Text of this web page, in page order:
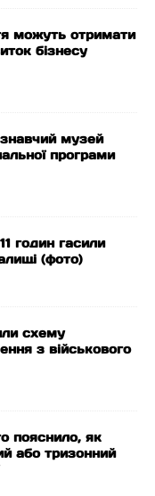
можуть отримати
бізнесу
музей
програми
годин гасили
(фото)
схему
з військового
пояснило, як
або тризонний